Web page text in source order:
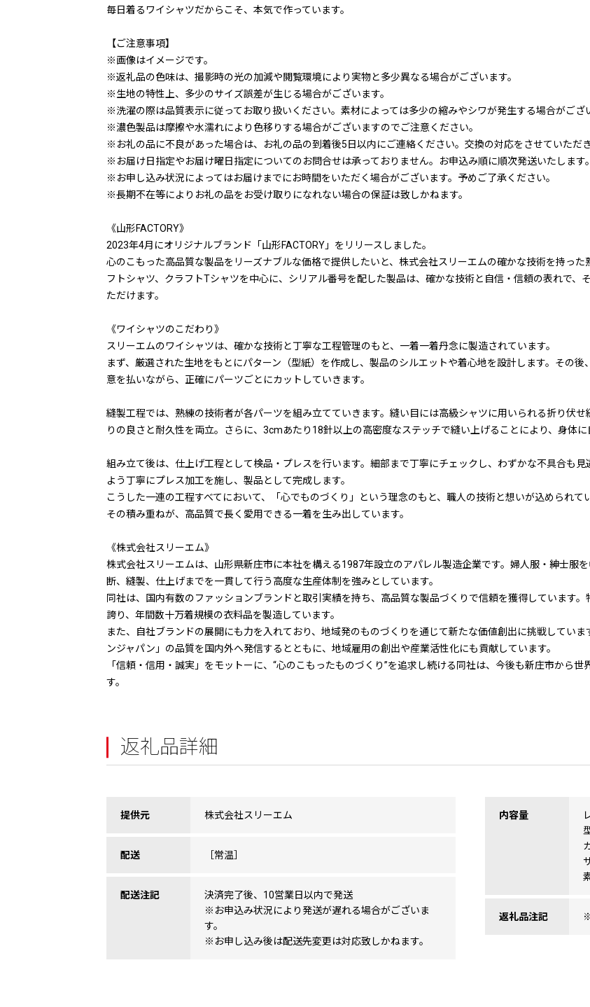
毎日着るワイシャツだからこそ、本気で作っています。
【ご注意事項】
※画像はイメージです。
※返礼品の色味は、撮影時の光の加減や閲覧環境により実物と多少異なる場合がございます。
※生地の特性上、多少のサイズ誤差が生じる場合がございます。
※洗濯の際は品質表示に従ってお取り扱いください。素材によっては多少の縮みやシワが発生する場合がござ
※濃色製品は摩擦や水濡れにより色移りする場合がございますのでご注意ください。
※お礼の品に不良があった場合は、お礼の品の到着後5日以内にご連絡ください。交換の対応をさせていただき
※お届け日指定やお届け曜日指定についてのお問合せは承っておりません。お申込み順に順次発送いたします。
※お申し込み状況によってはお届けまでにお時間をいただく場合がございます。予めご了承ください。
※長期不在等によりお礼の品をお受け取りになれない場合の保証は致しかねます。
《山形FACTORY》
2023年4月にオリジナルブランド「山形FACTORY」をリリースしました。
心のこもった高品質な製品をリーズナブルな価格で提供したいと、株式会社スリーエムの確かな技術を持っ
フトシャツ、クラフトTシャツを中心に、シリアル番号を配した製品は、確かな技術と自信・信頼の表れで、
ただけます。
《ワイシャツのこだわり》
スリーエムのワイシャツは、確かな技術と丁寧な工程管理のもと、一着一着丹念に製造されています。
まず、厳選された生地をもとにパターン（型紙）を作成し、製品のシルエットや着心地を設計します。その
意を払いながら、正確にパーツごとにカットしていきます。
縫製工程では、熟練の技術者が各パーツを組み立てていきます。縫い目には高級シャツに用いられる折り伏
りの良さと耐久性を両立。さらに、3cmあたり18針以上の高密度なステッチで縫い上げることにより、身体
組み立て後は、仕上げ工程として検品・プレスを行います。細部まで丁寧にチェックし、わずかな不具合も
よう丁寧にプレス加工を施し、製品として完成します。
こうした一連の工程すべてにおいて、「心でものづくり」という理念のもと、職人の技術と想いが込められて
その積み重ねが、高品質で長く愛用できる一着を生み出しています。
《株式会社スリーエム》
株式会社スリーエムは、山形県新庄市に本社を構える1987年設立のアパレル製造企業です。婦人服・紳士服
断、縫製、仕上げまでを一貫して行う高度な生産体制を強みとしています。
同社は、国内有数のファッションブランドと取引実績を持ち、高品質な製品づくりで信頼を獲得しています
誇り、年間数十万着規模の衣料品を製造しています。
また、自社ブランドの展開にも力を入れており、地域発のものづくりを通じて新たな価値創出に挑戦してい
ンジャパン」の品質を国内外へ発信するとともに、地域雇用の創出や産業活性化にも貢献しています。
「信頼・信用・誠実」をモットーに、“心のこもったものづくり”を追求し続ける同社は、今後も新庄市から
す。
返礼品詳細
提供元 株式会社スリーエム
配送 ［常温］
配送注記
決済完了後、10営業日以内で発送
※お申込み状況により発送が遅れる場合がございま
す。
※お申し込み後は配送先変更は対応致しかねます。
内容量
返礼品注記